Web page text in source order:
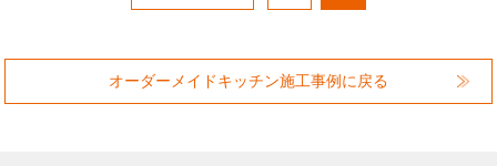
オーダーメイドキッチン施工事例に戻る